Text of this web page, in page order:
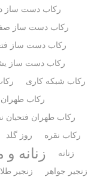
رکاب دست ساز
رکاب دست ساز
رکاب دست ساز
رکاب دست ساز
رکاب شبکه کاری
رکاب
رکاب طهران فتحیان
رکاب نقره
روز گلد
زنانه
زنانه و
زنجیر جواهر
زنجیر